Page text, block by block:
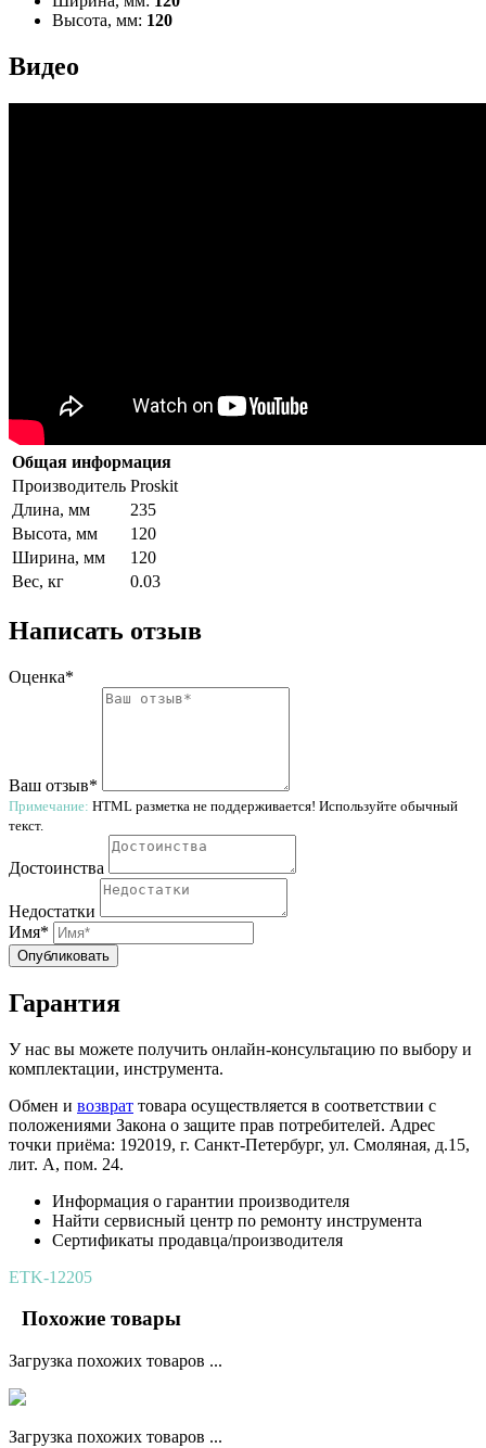
Высота, мм: 120
Видео
Общая информация
Производитель Proskit
Длина, мм
235
Высота, мм
120
Ширина, мм
120
Вес, кг
0.03
Написать отзыв
Оценка*
Ваш отзыв*
Примечание: HTML разметка не поддерживается! Используйте обычный
текст.
Достоинства
Недостатки
Имя*
Опубликовать
Гарантия
У нас вы можете получить онлайн-консультацию по выбору и
комплектации, инструмента.
Обмен и возврат товара осуществляется в соответствии с
положениями Закона о защите прав потребителей. Адрес
точки приёма: 192019, г. Санкт-Петербург, ул. Смоляная, д.15,
лит. А, пом. 24.
Информация о гарантии производителя
Найти сервисный центр по ремонту инструмента
Сертификаты продавца/производителя
ETK-12205
Похожие товары
Загрузка похожих товаров ...
Загрузка похожих товаров ...